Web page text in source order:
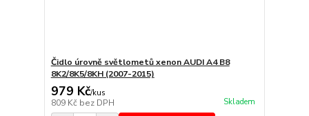
Čidlo úrovně světlometů xenon AUDI A4 B8
8K2/8K5/8KH (2007-2015)
979 Kč/kus
809 Kč bez DPH Skladem